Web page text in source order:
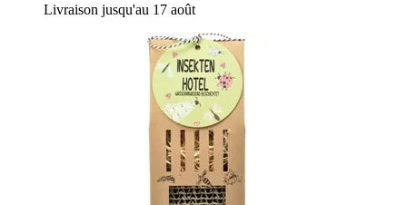
Livraison jusqu'au 17 août